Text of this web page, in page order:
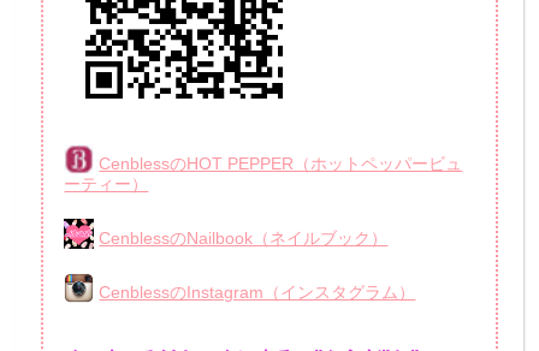
CenblessのHOT PEPPER（ホットペッパービュ
ーティー）
CenblessのNailbook（ネイルブック）
CenblessのInstagram（インスタグラム）